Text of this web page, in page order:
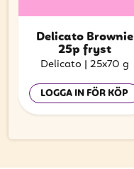
Delicato Brownie
25p fryst
Delicato | 25x70 g
LOGGA IN FÖR KÖP